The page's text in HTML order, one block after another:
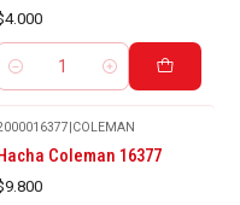
Cantidad
|COLEMAN
Hacha Coleman 16377